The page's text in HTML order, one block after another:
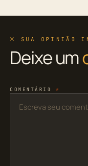
※ SUA OPINIÃO
Deixe um
COMENTÁRIO *